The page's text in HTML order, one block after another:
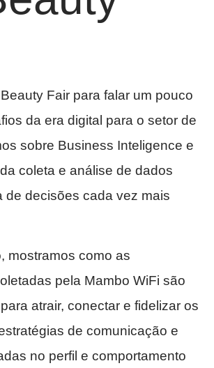
Fair para falar um pouco
da era digital para o setor de
sobre Business Inteligence e
coleta e análise de dados
de decisões cada vez mais
mostramos como as
pela Mambo WiFi são
atrair, conectar e fidelizar os
de comunicação e
no perfil e comportamento